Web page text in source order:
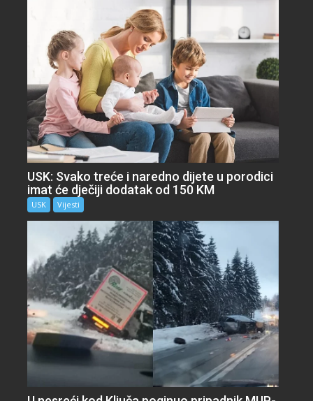
USK: Svako treće i naredno dijete u porodici
imat će dječiji dodatak od 150 KM
USK Vijesti